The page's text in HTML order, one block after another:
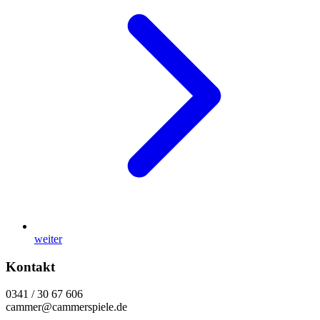
weiter
Kontakt
0341 / 30 67 606
cammer@cammerspiele.de